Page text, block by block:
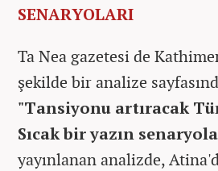
SENARYOLARI
Ta Nea gazetesi de
şekilde bir analize
"Tansiyonu artıracak
Sıcak bir yazın
yayınlanan analizde,